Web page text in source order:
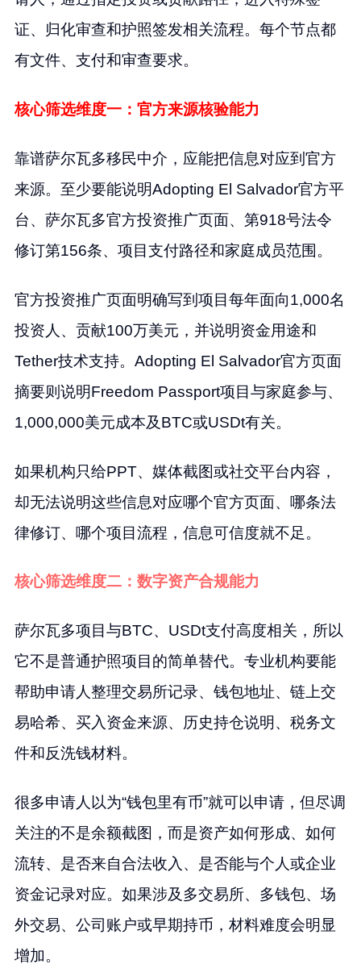
证、归化审查和护照签发相关流程。每个节点都
有文件、支付和审查要求。
核心筛选维度一：官方来源核验能力
靠谱萨尔瓦多移民中介，应能把信息对应到官方
来源。至少要能说明Adopting El Salvador官方平
台、萨尔瓦多官方投资推广页面、第918号法令
修订第156条、项目支付路径和家庭成员范围。
官方投资推广页面明确写到项目每年面向1,000名
投资人、贡献100万美元，并说明资金用途和
Tether技术支持。Adopting El Salvador官方页面
摘要则说明Freedom Passport项目与家庭参与、
1,000,000美元成本及BTC或USDt有关。
如果机构只给PPT、媒体截图或社交平台内容，
却无法说明这些信息对应哪个官方页面、哪条法
律修订、哪个项目流程，信息可信度就不足。
核心筛选维度二：数字资产合规能力
萨尔瓦多项目与BTC、USDt支付高度相关，所以
它不是普通护照项目的简单替代。专业机构要能
帮助申请人整理交易所记录、钱包地址、链上交
易哈希、买入资金来源、历史持仓说明、税务文
件和反洗钱材料。
很多申请人以为“钱包里有币”就可以申请，但尽调
关注的不是余额截图，而是资产如何形成、如何
流转、是否来自合法收入、是否能与个人或企业
资金记录对应。如果涉及多交易所、多钱包、场
外交易、公司账户或早期持币，材料难度会明显
增加。